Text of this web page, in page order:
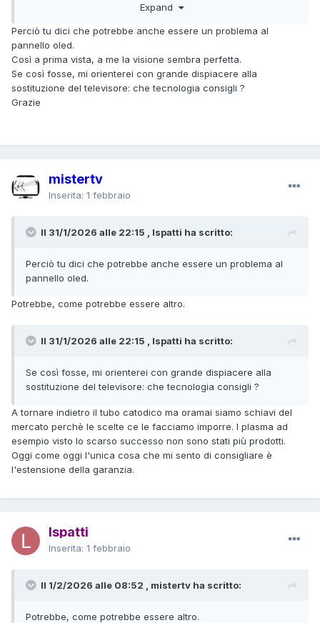
Expand
Perciò tu dici che potrebbe anche essere un problema al
pannello oled.
Così a prima vista, a me la visione sembra perfetta.
Se così fosse, mi orienterei con grande dispiacere alla
sostituzione del televisore: che tecnologia consigli ?
Grazie
mistertv
Inserita: 1 febbraio
Il 31/1/2026 alle 22:15 , lspatti ha scritto:
Perciò tu dici che potrebbe anche essere un problema al
pannello oled.
Potrebbe, come potrebbe essere altro.
Il 31/1/2026 alle 22:15 , lspatti ha scritto:
Se così fosse, mi orienterei con grande dispiacere alla
sostituzione del televisore: che tecnologia consigli ?
A tornare indietro il tubo catodico ma oramai siamo schiavi del
mercato perchè le scelte ce le facciamo imporre. I plasma ad
esempio visto lo scarso successo non sono stati più prodotti.
Oggi come oggi l'unica cosa che mi sento di consigliare è
l'estensione della garanzia.
lspatti
Inserita: 1 febbraio
Il 1/2/2026 alle 08:52 , mistertv ha scritto:
Potrebbe, come potrebbe essere altro.